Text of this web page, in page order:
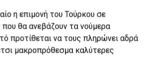
η επιμονή του Τούρκου σε
θα ανεβάζουν τα νούμερα
προτίθεται να τους πληρώνει αδρά
μακροπρόθεσμα καλύτερες